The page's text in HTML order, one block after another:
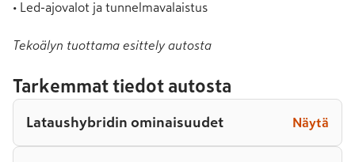
• Led-ajovalot ja tunnelmavalaistus
Tekoälyn tuottama esittely autosta
Tarkemmat tiedot autosta
Lataushybridin ominaisuudet Näytä